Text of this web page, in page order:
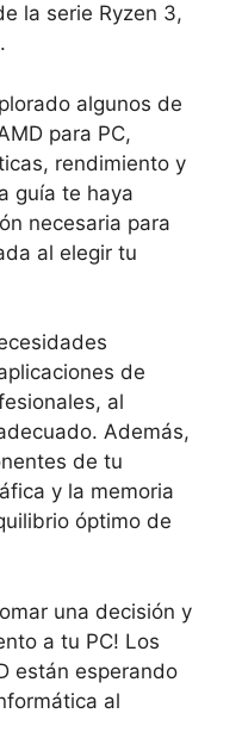
la serie Ryzen 3,
algunos de
para PC,
rendimiento y
guía te haya
necesaria para
al elegir tu
de
al
Además,
de tu
y la memoria
óptimo de
una decisión y
a tu PC! Los
están esperando
al